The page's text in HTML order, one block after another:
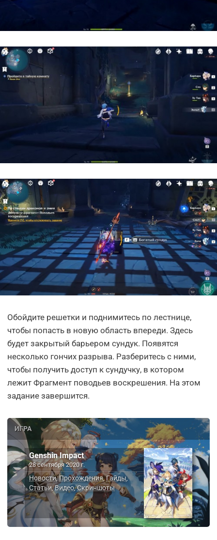
Обойдите решетки и поднимитесь по лестнице,
чтобы попасть в новую область впереди. Здесь
будет закрытый барьером сундук. Появятся
несколько гончих разрыва. Разберитесь с ними,
чтобы получить доступ к сундучку, в котором
лежит Фрагмент поводьев воскрешения. На этом
задание завершится.
ИГРА
Genshin Impact
28 сентября 2020 г.
Новости,Прохождения,Гайды,
Статьи,Видео,Скриншоты